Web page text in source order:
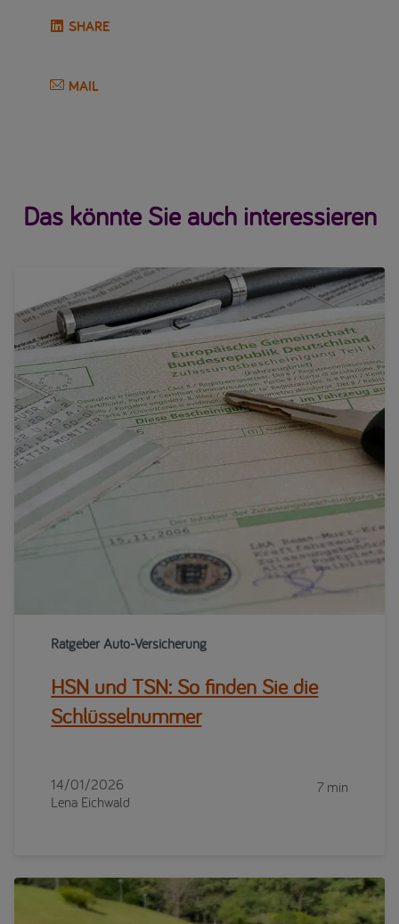
SHARE
MAIL
Das könnte Sie auch interessieren
Ratgeber Auto-Versicherung
HSN und TSN: So finden Sie die
Schlüsselnummer
14/01/2026
Lena Eichwald
7 min